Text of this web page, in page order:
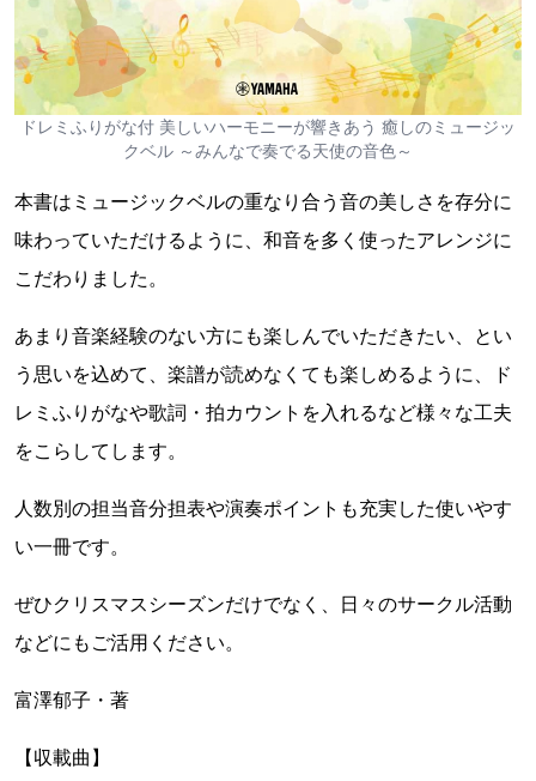
ドレミふりがな付 美しいハーモニーが響きあう 癒しのミュージッ
クベル ～みんなで奏でる天使の音色～
本書はミュージックベルの重なり合う音の美しさを存分に
味わっていただけるように、和音を多く使ったアレンジに
こだわりました。
あまり音楽経験のない方にも楽しんでいただきたい、とい
う思いを込めて、楽譜が読めなくても楽しめるように、ド
レミふりがなや歌詞・拍カウントを入れるなど様々な工夫
をこらしてします。
人数別の担当音分担表や演奏ポイントも充実した使いやす
い一冊です。
ぜひクリスマスシーズンだけでなく、日々のサークル活動
などにもご活用ください。
富澤郁子・著
【収載曲】